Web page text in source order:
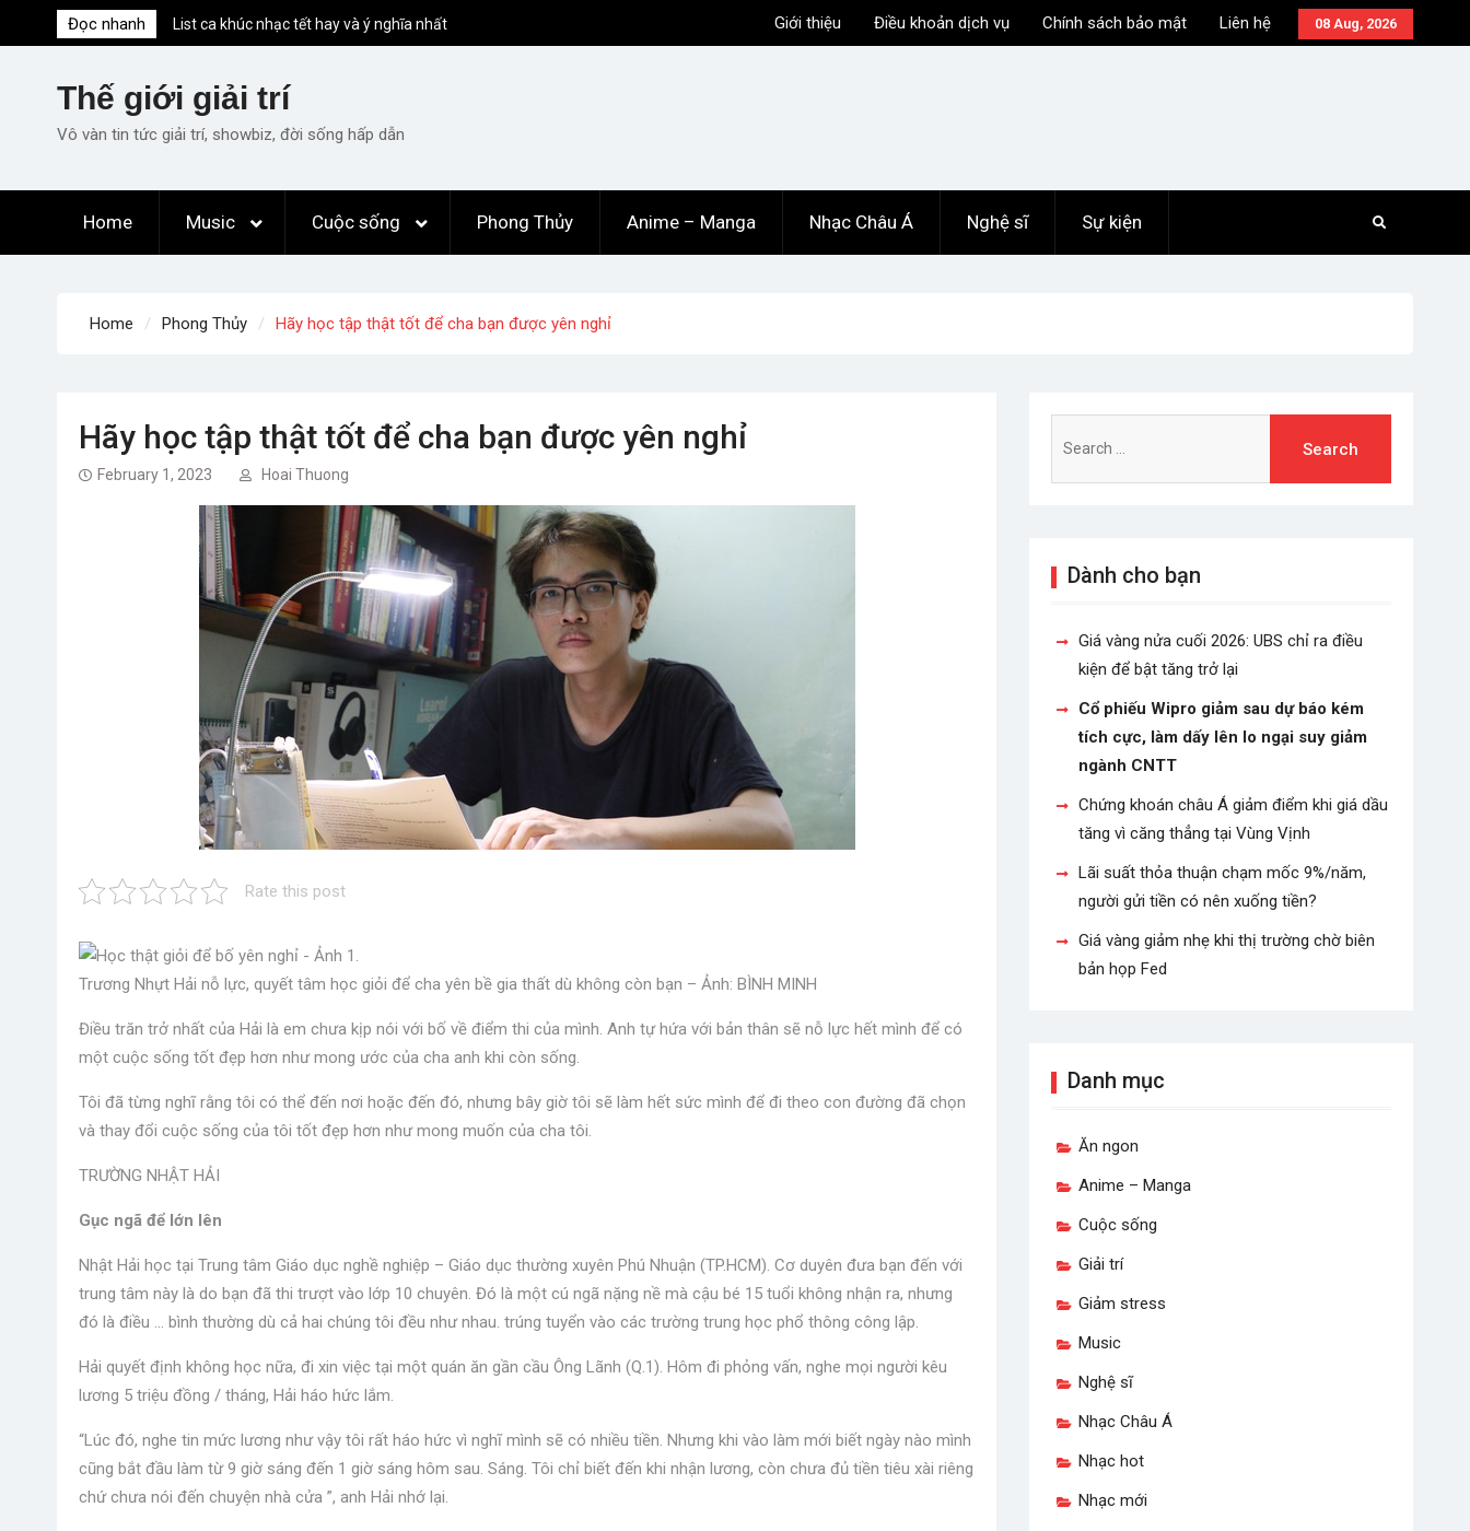
to
08 Aug, 2026
Giới thiệu Điều khoản dịch vụ Chính sách bảo mật Liên hệ
Đọc nhanh
List ca khúc nhạc tết hay và ý nghĩa nhất
mỗi dịp xuân về
comeback “ngoạn mục” với triệu view
Những ca khúc nhạc xuân “sặc mùi” quảng
Lời bài hát Chúng Ta của Hiện Tại – Sơn
Tùng M-TP – Full lyrics bản chuẩn
Thế giới giải trí
Vô vàn tin tức giải trí, showbiz, đời sống hấp dẫn
Home Music Cuộc sống Phong Thủy Anime – Manga Nhạc Châu Á Nghệ sĩ Sự kiện
Home Phong Thủy Hãy học tập thật tốt để cha bạn được yên nghỉ
Hãy học tập thật tốt để cha bạn được yên nghỉ
February 1, 2023 Hoai Thuong
Rate this post
Trương Nhựt Hải nỗ lực, quyết tâm học giỏi để cha yên bề gia thất dù không còn bạn – Ảnh: BÌNH MINH
Điều trăn trở nhất của Hải là em chưa kịp nói với bố về điểm thi của mình. Anh tự hứa với bản thân sẽ nỗ lực hết mình để có
một cuộc sống tốt đẹp hơn như mong ước của cha anh khi còn sống.
Tôi đã từng nghĩ rằng tôi có thể đến nơi hoặc đến đó, nhưng bây giờ tôi sẽ làm hết sức mình để đi theo con đường đã chọn
và thay đổi cuộc sống của tôi tốt đẹp hơn như mong muốn của cha tôi.
TRƯỜNG NHẬT HẢI
Gục ngã để lớn lên
Nhật Hải học tại Trung tâm Giáo dục nghề nghiệp – Giáo dục thường xuyên Phú Nhuận (TP.HCM). Cơ duyên đưa bạn đến với
trung tâm này là do bạn đã thi trượt vào lớp 10 chuyên. Đó là một cú ngã nặng nề mà cậu bé 15 tuổi không nhận ra, nhưng
đó là điều … bình thường dù cả hai chúng tôi đều như nhau. trúng tuyển vào các trường trung học phổ thông công lập.
Hải quyết định không học nữa, đi xin việc tại một quán ăn gần cầu Ông Lãnh (Q.1). Hôm đi phỏng vấn, nghe mọi người kêu
lương 5 triệu đồng / tháng, Hải háo hức lắm.
“Lúc đó, nghe tin mức lương như vậy tôi rất háo hức vì nghĩ mình sẽ có nhiều tiền. Nhưng khi vào làm mới biết ngày nào mình
cũng bắt đầu làm từ 9 giờ sáng đến 1 giờ sáng hôm sau. Sáng. Tôi chỉ biết đến khi nhận lương, còn chưa đủ tiền tiêu xài riêng
chứ chưa nói đến chuyện nhà cửa ”, anh Hải nhớ lại.
for:
Dành cho bạn
Giá vàng nửa cuối 2026: UBS chỉ ra điều
kiện để bật tăng trở lại
Cổ phiếu Wipro giảm sau dự báo kém
tích cực, làm dấy lên lo ngại suy giảm
ngành CNTT
Chứng khoán châu Á giảm điểm khi giá dầu
tăng vì căng thẳng tại Vùng Vịnh
Lãi suất thỏa thuận chạm mốc 9%/năm,
người gửi tiền có nên xuống tiền?
Giá vàng giảm nhẹ khi thị trường chờ biên
bản họp Fed
Danh mục
Ăn ngon
Anime – Manga
Cuộc sống
Giải trí
Giảm stress
Music
Nghệ sĩ
Nhạc Châu Á
Nhạc hot
Nhạc mới